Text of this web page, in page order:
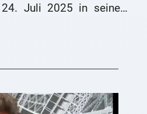
Juli 2025 in seinem
Florida.